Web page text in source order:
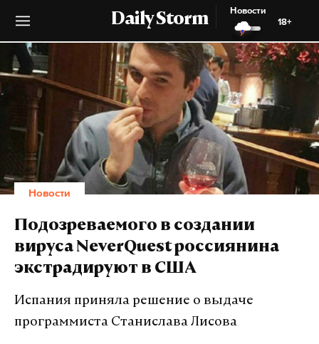
Daily Storm
Новости
18+
Новости
Подозреваемого в создании
вируса NeverQuest россиянина
экстрадируют в США
Испания приняла решение о выдаче
программиста Станислава Лисова